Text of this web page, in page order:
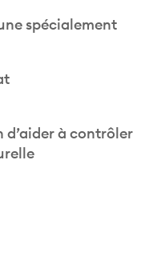
spécialement
d’aider à contrôler